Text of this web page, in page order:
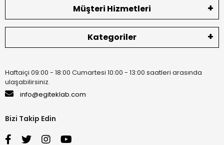
Müşteri Hizmetleri
Kategoriler
Haftaiçi 09:00 - 18:00 Cumartesi 10:00 - 13:00 saatleri arasında
ulaşabilirsiniz.
info@egiteklab.com
Bizi Takip Edin